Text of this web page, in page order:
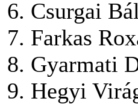
Csurgai
Farkas
Gyarmati
Hegyi